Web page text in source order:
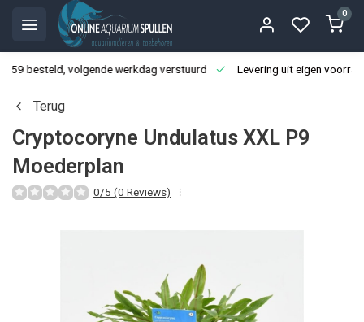
0
besteld, volgende werkdag verstuurd Levering uit eigen
Terug
Cryptocoryne Undulatus XXL P9
Moederplan
0/5 (0 Reviews)